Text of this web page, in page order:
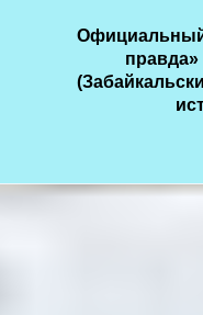
Официальный
правда»